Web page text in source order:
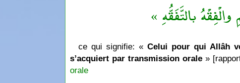
بالتَّفَقُّهِ »
ce qui signifie: « Celui pour qui Allâh
s’acquiert par transmission orale »
orale